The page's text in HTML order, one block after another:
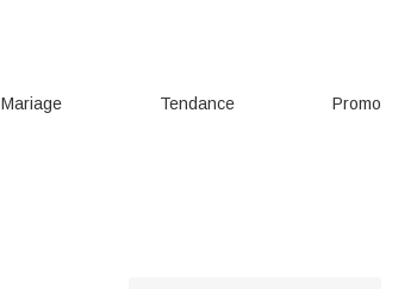
Mariage Tendance Promo